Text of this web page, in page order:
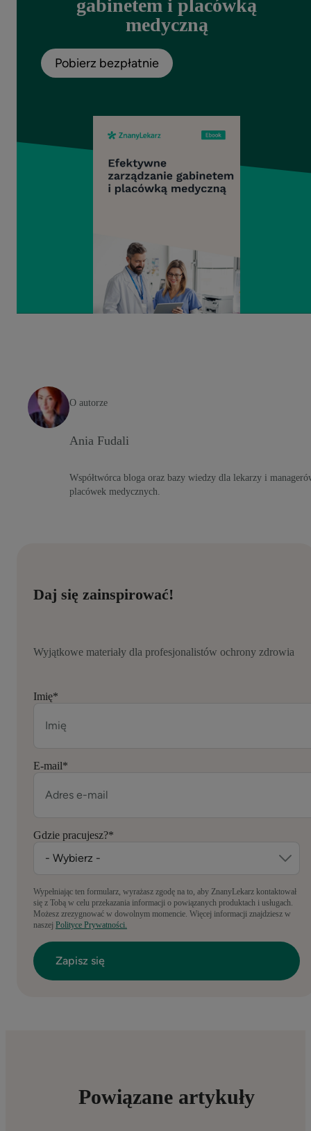
gabinetem i placówką
medyczną
Pobierz bezpłatnie
O autorze
Ania Fudali
Współtwórca bloga oraz bazy wiedzy dla lekarzy i
placówek medycznych.
Daj się zainspirować!
Wyjątkowe materiały dla profesjonalistów ochrony zdrowia
Imię*
E-mail*
Gdzie pracujesz?*
Wypełniając ten formularz, wyrażasz zgodę na to, aby ZnanyLekarz kontaktował
się z Tobą w celu przekazania informacji o powiązanych produktach i usługach.
Możesz zrezygnować w dowolnym momencie. Więcej informacji znajdziesz w
naszej Polityce Prywatności.
Powiązane artykuły